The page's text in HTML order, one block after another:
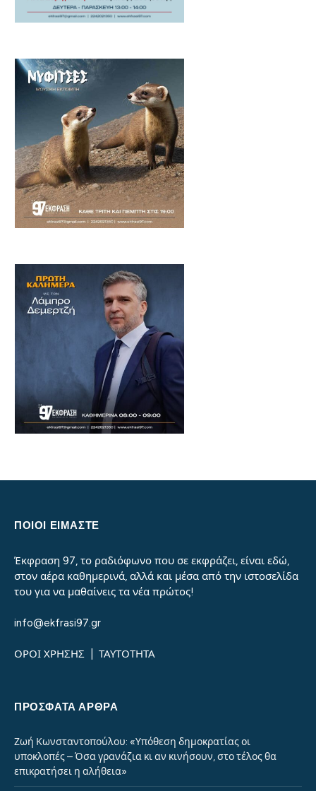
ΠΟΙΟΙ ΕΙΜΑΣΤΕ
Έκφραση 97, το ραδιόφωνο που σε εκφράζει, είναι εδώ,
στον αέρα καθημερινά, αλλά και μέσα από την ιστοσελίδα
του για να μαθαίνεις τα νέα πρώτος!
info@ekfrasi97.gr
ΟΡΟΙ ΧΡΗΣΗΣ ΤΑΥΤΟΤΗΤΑ
ΠΡΌΣΦΑΤΑ ΆΡΘΡΑ
Ζωή Κωνσταντοπούλου: «Υπόθεση δημοκρατίας οι
υποκλοπές – Όσα γρανάζια κι αν κινήσουν, στο τέλος θα
επικρατήσει η αλήθεια»